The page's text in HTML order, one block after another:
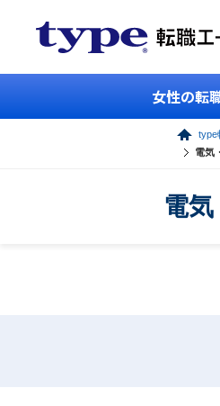
女性の転
type
電気
電